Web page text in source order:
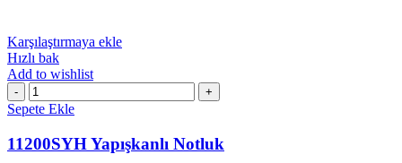
Karşılaştırmaya ekle
Hızlı bak
Add to wishlist
11200SYH
Yapışkanlı
adet
Sepete Ekle
11200SYH Yapışkanlı Notluk